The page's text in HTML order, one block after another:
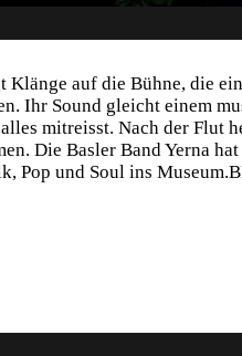
Klänge auf die Bühne, die
Ihr Sound gleicht einem
mitreisst. Nach der Flut
Die Basler Band Yerna
Pop und Soul ins